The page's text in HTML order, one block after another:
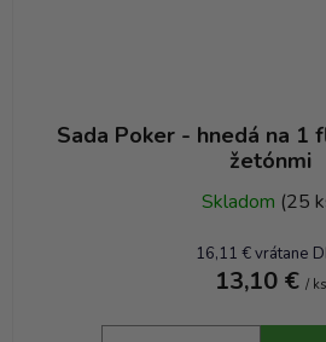
Sada Poker - hnedá na 1
žetónmi
Skladom (25
16,11 € vrátane
13,10 € / ks